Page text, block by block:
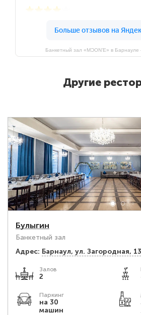
Банкетный зал «MƆON’E» в
Другие
Булыгин
Банкетный зал
Адрес: Барнаул, ул. Загородная,
Залов
2
Паркинг
на 30
машин